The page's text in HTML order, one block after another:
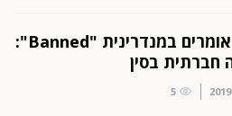
איך אומרים במנדרינית "Banned":
חברתית בסין
5